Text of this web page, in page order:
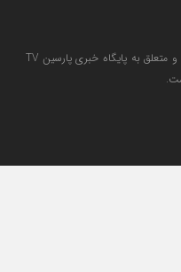
کلیه حقوق مادی و معنوی این سایت محفوظ و متعلق به پایگاه خبری پارسین TV